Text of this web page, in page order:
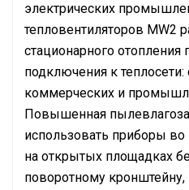
электрических
тепловентиляторов MW2
стационарного
подключения к теплосети:
коммерческих и
Повышенная
использовать приборы
на открытых площадках
поворотному